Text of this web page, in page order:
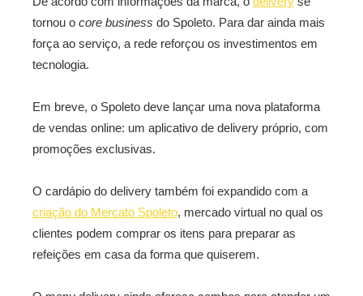
tornou o core business do Spoleto. Para dar ainda mais
força ao serviço, a rede reforçou os investimentos em
tecnologia.
Em breve, o Spoleto deve lançar uma nova plataforma
de vendas online: um aplicativo de delivery próprio, com
promoções exclusivas.
O cardápio do delivery também foi expandido com a
criação do Mercato Spoleto, mercado virtual no qual os
clientes podem comprar os itens para preparar as
refeições em casa da forma que quiserem.